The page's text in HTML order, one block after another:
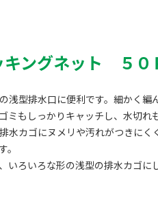
キングネット ５０
浅型排水口に便利です。細かく編
ミもしっかりキャッチし、水切れ
水カゴにヌメリや汚れがつきにく
、いろいろな形の浅型の排水カゴに